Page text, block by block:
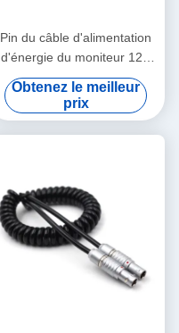
Pin du câble d'alimentation
d'énergie du moniteur 12V
d'Arri 2 Lemo Alexa 4 au fil
de logique de Pin XLR TV
Obtenez le meilleur
prix